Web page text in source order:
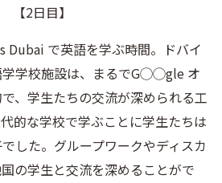
【2日目】
Dubai で英語を学ぶ時間。ドバイ
学学校施設は、まるでG◯◯gle オ
、学生たちの交流が深められる工
的な学校で学ぶことに学生たちは
した。グループワークやディスカ
の学生と交流を深めることがで